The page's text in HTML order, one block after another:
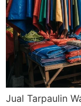
Jual Tarpaulin